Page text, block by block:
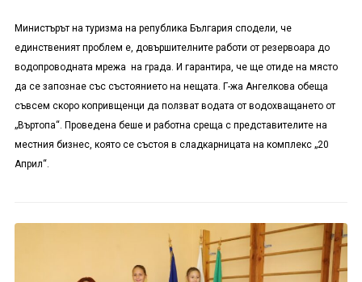
Министърът на туризма на република България сподели, че
единственият проблем е, довършителните работи от резервоара до
водопроводната мрежа на града. И гарантира, че ще отиде на място
да се запознае със състоянието на нещата. Г-жа Ангелкова обеща
съвсем скоро копривщенци да ползват водата от водохващането от
„Въртопа“. Проведена беше и работна среща с представителите на
местния бизнес, която се състоя в сладкарницата на комплекс „20
Април“.